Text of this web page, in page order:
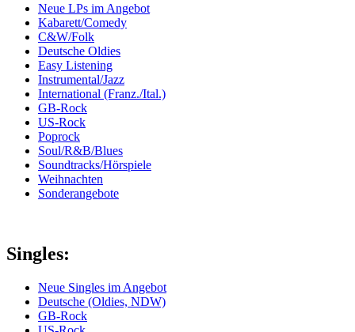
Neue LPs im Angebot
Kabarett/Comedy
C&W/Folk
Deutsche Oldies
Easy Listening
Instrumental/Jazz
International (Franz./Ital.)
GB-Rock
US-Rock
Poprock
Soul/R&B/Blues
Soundtracks/Hörspiele
Weihnachten
Sonderangebote
Singles:
Neue Singles im Angebot
Deutsche (Oldies, NDW)
GB-Rock